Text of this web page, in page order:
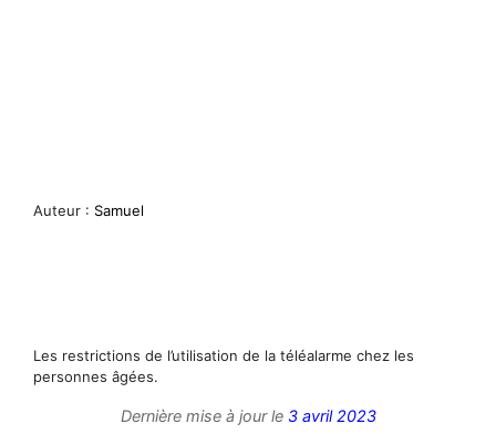
Auteur : Samuel
Les restrictions de l’utilisation de la téléalarme chez les
personnes âgées.
Dernière mise à jour le 3 avril 2023